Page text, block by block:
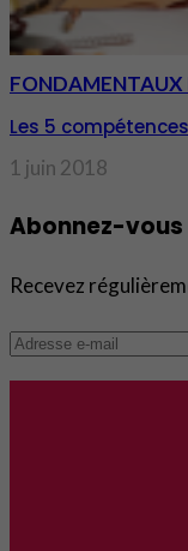
FONDAMENTAUX
Les 5
1 juin 2018
Abonnez-
Recevez